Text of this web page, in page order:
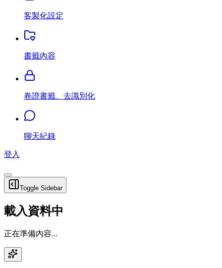
客製化設定
書籤內容
卷證書籤、去識別化
聊天紀錄
登入
Toggle Sidebar
載入資料中
正在準備內容...